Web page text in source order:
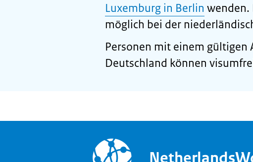
Luxemburg in Berlin wenden.
möglich bei der
Personen mit einem
Deutschland können